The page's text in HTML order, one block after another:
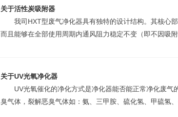
关于活性炭吸附器
我司HXT型废气净化器具有独特的设计结构。其核心
而且能够在全部使用周期内通风阻力稳定不变（即不因吸附
关于UV光氧净化器
UV光氧催化的净化方式是净化器能否能正常净化废气
臭气体，裂解恶臭气体如：氨、三甲胺、硫化氢、甲硫氢、